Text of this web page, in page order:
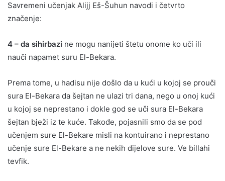
Savremeni učenjak Alijj Eš-Šuhun navodi i četvrto
značenje:
4 – da sihirbazi ne mogu nanijeti štetu onome ko uči ili
nauči napamet suru El-Bekara.
Prema tome, u hadisu nije došlo da u kući u kojoj se prouči
sura El-Bekara da šejtan ne ulazi tri dana, nego u onoj kući
u kojoj se neprestano i dokle god se uči sura El-Bekara
šejtan bježi iz te kuće. Takođe, pojasnili smo da se pod
učenjem sure El-Bekare misli na kontuirano i neprestano
učenje sure El-Bekare a ne nekih dijelove sure. Ve billahi
tevfik.